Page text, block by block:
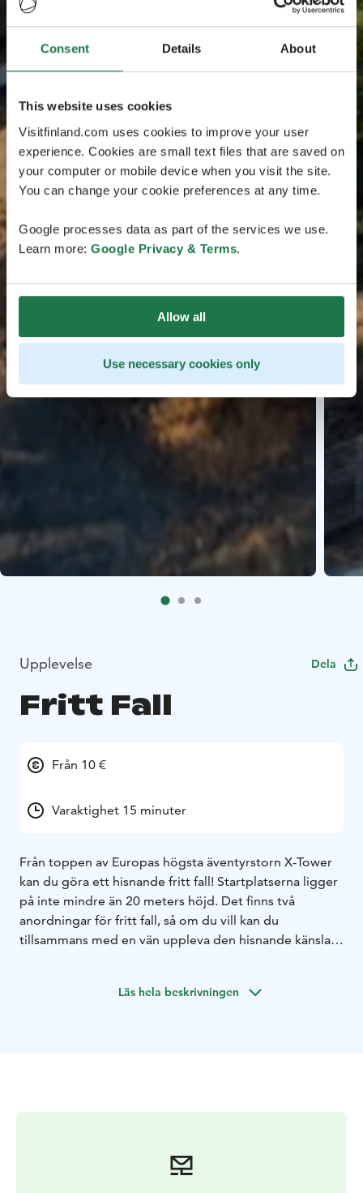
Consent Details About
This website uses cookies
Visitfinland.com uses cookies to improve your user
experience. Cookies are small text files that are saved on
your computer or mobile device when you visit the site.
You can change your cookie preferences at any time.
Google processes data as part of the services we use.
Learn more: Google Privacy & Terms.
Allow all
Use necessary cookies only
Upplevelse Dela
Fritt Fall
Från 10 €
Varaktighet 15 minuter
Från toppen av Europas högsta äventyrstorn X-Tower
kan du göra ett hisnande fritt fall! Startplatserna ligger
på inte mindre än 20 meters höjd. Det finns två
anordningar för fritt fall, så om du vill kan du
tillsammans med en vän uppleva den hisnande känslan
däremot vill vi uppmuntra alla äventyrslystna att
Läs hela beskrivningen